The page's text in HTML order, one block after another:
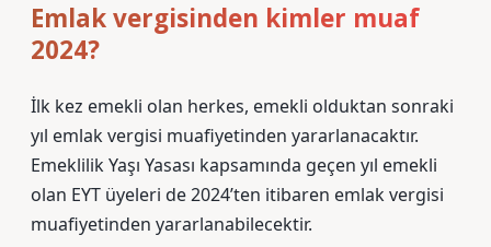
Emlak vergisinden kimler muaf
2024?
İlk kez emekli olan herkes, emekli olduktan sonraki
yıl emlak vergisi muafiyetinden yararlanacaktır.
Emeklilik Yaşı Yasası kapsamında geçen yıl emekli
olan EYT üyeleri de 2024’ten itibaren emlak vergisi
muafiyetinden yararlanabilecektir.